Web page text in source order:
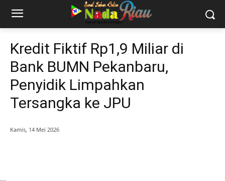
Kredit Fiktif Rp1,9 Miliar di
Bank BUMN Pekanbaru,
Penyidik Limpahkan
Tersangka ke JPU
Kamis, 14 Mei 2026